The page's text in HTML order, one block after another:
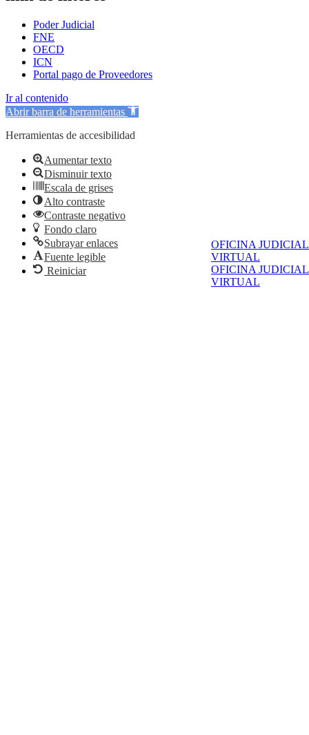
OFICINA JUDICIAL
VIRTUAL
OFICINA JUDICIAL
VIRTUAL
Poder Judicial
FNE
OECD
ICN
Portal pago de Proveedores
Ir al contenido
Abrir barra de herramientas
Herramientas de accesibilidad
Aumentar texto
Disminuir texto
Escala de grises
Alto contraste
Contraste negativo
Fondo claro
Subrayar enlaces
Fuente legible
Reiniciar